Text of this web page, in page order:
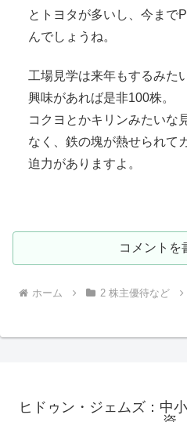
とトヨタが多いし、今まで
んでしょうね。
工場見学は来年もするみた
興味があれば是非100株。
コクヨとかキリンみたいな
なく、鉄の塊が熱せられて
迫力がありますよ。
コメントを
ホーム 2 株主優待など
ヒドゥン・ジェムズ：中